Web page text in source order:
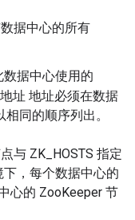
据中心的所有
数据中心使用的
址 地址必须在数据
同的顺序列出。
与 ZK_HOSTS 指定
，每个数据中心的
心的 ZooKeeper 节